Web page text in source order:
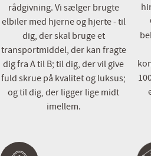
tid til besigtigelse/prøvetur, på
rette indtryk af bilen.
Bilen er importeret, udstyr kan
Cars.dk
- En del af Via Biler gruppen
rådgivning. Vi sælger brugte
elbiler med hjerne og hjerte - til
dig, der skal bruge et
transportmiddel, der kan fragte
dig fra A til B; til dig, der vil give
fuld skrue på kvalitet og luksus;
og til dig, der ligger lige midt
imellem.